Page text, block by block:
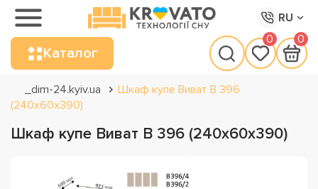
RU
Каталог
0 0
_dim-24.kyiv.ua
Шкаф купе Виват В 396
(240х60х390)
Шкаф купе Виват В 396 (240х60х390)